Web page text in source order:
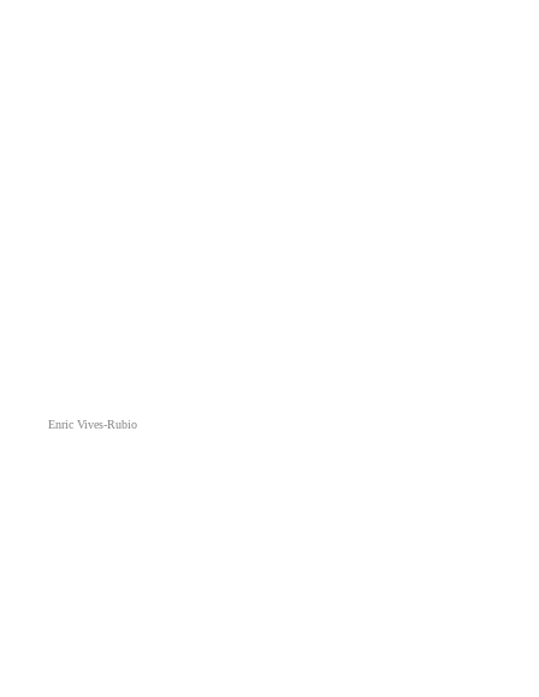
Enric Vives-Rubio